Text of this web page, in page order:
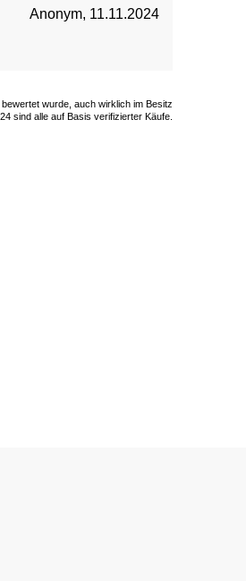
Anonym, 11.11.2024
wurde, auch wirklich im Besitz
sind alle auf Basis verifizierter Käufe.